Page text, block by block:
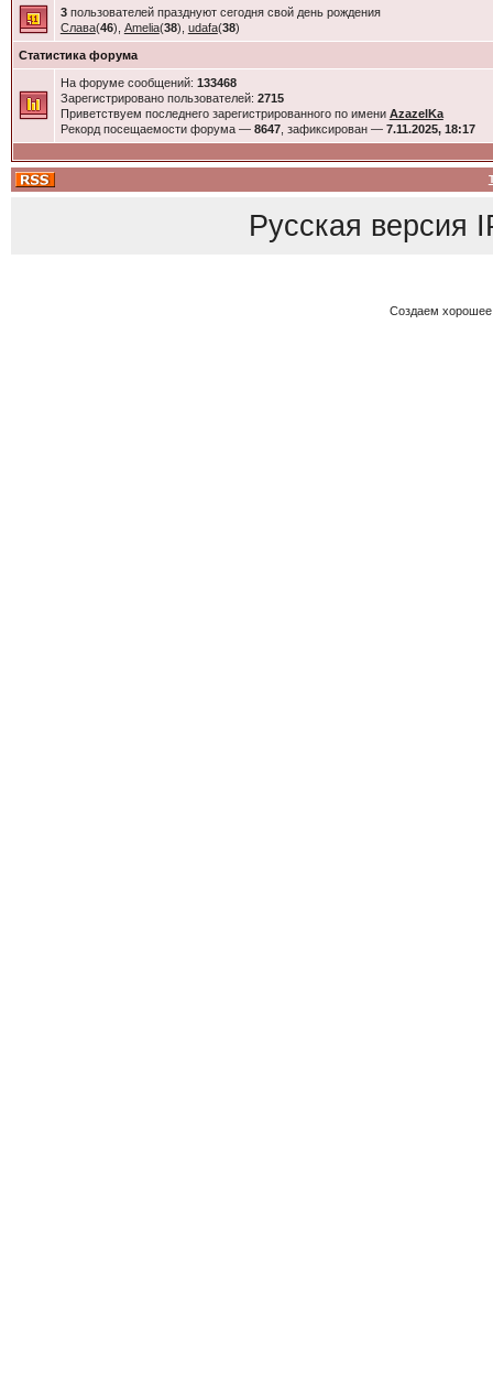
3пользователей празднуют сегодня свой день рождения
Слава(46), Amelia(38), udafa(38)
Статистика форума
На форуме сообщений: 133468
Зарегистрировано пользователей: 2715
Приветствуем последнего зарегистрированного по имени AzazelKa
Рекорд посещаемости форума — 8647, зафиксирован — 7.11.2025, 18:17
Русская версия
Создаем